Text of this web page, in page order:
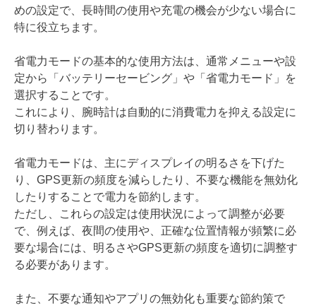
めの設定で、長時間の使用や充電の機会が少ない場合に
特に役立ちます。
省電力モードの基本的な使用方法は、通常メニューや設
定から「バッテリーセービング」や「省電力モード」を
選択することです。
これにより、腕時計は自動的に消費電力を抑える設定に
切り替わります。
省電力モードは、主にディスプレイの明るさを下げた
り、GPS更新の頻度を減らしたり、不要な機能を無効化
したりすることで電力を節約します。
ただし、これらの設定は使用状況によって調整が必要
で、例えば、夜間の使用や、正確な位置情報が頻繁に必
要な場合には、明るさやGPS更新の頻度を適切に調整す
る必要があります。
また、不要な通知やアプリの無効化も重要な節約策で